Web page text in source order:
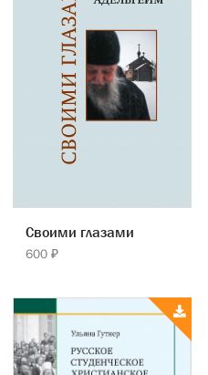
Своими глазами
600 ₽